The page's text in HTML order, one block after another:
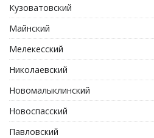
Кузоватовский
Майнский
Мелекесский
Николаевский
Новомалыклинский
Новоспасский
Павловский